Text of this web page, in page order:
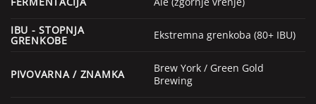
IBU - STOPNJA
GRENKOBE Ekstremna grenkoba (80+ IBU)
PIVOVARNA / ZNAMKA
Brew York / Green Gold
Brewing